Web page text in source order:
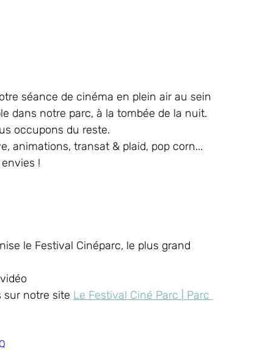
séance de cinéma en plein air au sein
dans notre parc, à la tombée de la nuit.
occupons du reste.
animations, transat & plaid, pop corn...
!
le Festival Cinéparc, le plus grand
sur notre site Le Festival Ciné Parc | Parc